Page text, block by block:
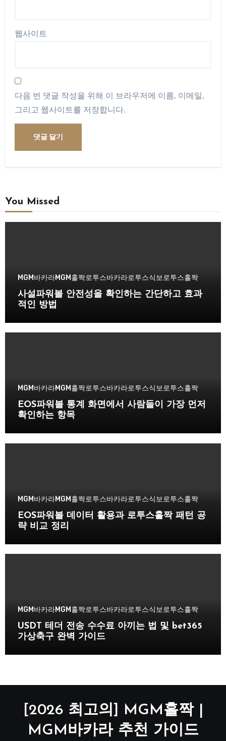
웹사이트
다음 번 댓글 작성을 위해 이 브라우저에 이름, 이메일,
그리고 웹사이트를 저장합니다.
You Missed
MGM바카라MGM홀짝로투스바카라로투스식보로투스홀짝
사설파워볼 안전성을 확인하는 간단하고 효과
적인 방법
MGM바카라MGM홀짝로투스바카라로투스식보로투스홀짝
EOS파워볼 통계 화면에서 사람들이 가장 먼저
확인하는 항목
MGM바카라MGM홀짝로투스바카라로투스식보로투스홀짝
EOS파워볼 데이터 활용과 로투스홀짝 패턴 공
략 비교 정리
MGM바카라MGM홀짝로투스바카라로투스식보로투스홀짝
USDT 테더 전송 수수료 아끼는 법 및 bet365
가상축구 완벽 가이드
[2026 최고의] MGM홀짝 |
MGM바카라 추천 가이드